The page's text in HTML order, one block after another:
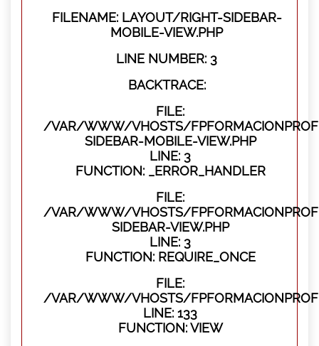
FILENAME: LAYOUT/RIGHT-SIDEBAR-
MOBILE-VIEW.PHP
LINE NUMBER: 3
BACKTRACE:
FILE:
/VAR/WWW/VHOSTS/
SIDEBAR-MOBILE-VIEW.PHP
LINE: 3
FUNCTION: _ERROR_HANDLER
FILE:
/VAR/WWW/VHOSTS/
SIDEBAR-VIEW.PHP
LINE: 3
FUNCTION: REQUIRE_ONCE
FILE:
/VAR/WWW/VHOSTS/
LINE: 133
FUNCTION: VIEW